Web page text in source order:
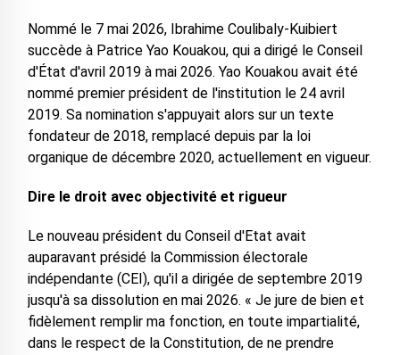
Nommé le 7 mai 2026, Ibrahime Coulibaly-Kuibiert
succède à Patrice Yao Kouakou, qui a dirigé le Conseil
d'État d'avril 2019 à mai 2026. Yao Kouakou avait été
nommé premier président de l'institution le 24 avril
2019. Sa nomination s'appuyait alors sur un texte
fondateur de 2018, remplacé depuis par la loi
organique de décembre 2020, actuellement en vigueur.
Dire le droit avec objectivité et rigueur
Le nouveau président du Conseil d'Etat avait
auparavant présidé la Commission électorale
indépendante (CEI), qu'il a dirigée de septembre 2019
jusqu'à sa dissolution en mai 2026. « Je jure de bien et
fidèlement remplir ma fonction, en toute impartialité,
dans le respect de la Constitution, de ne prendre